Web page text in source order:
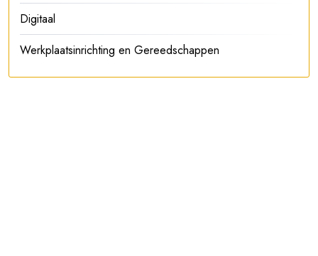
Digitaal
Werkplaatsinrichting en Gereedschappen